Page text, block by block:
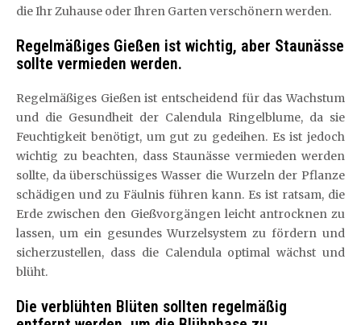
die Ihr Zuhause oder Ihren Garten verschönern werden.
Regelmäßiges Gießen ist wichtig, aber Staunässe
sollte vermieden werden.
Regelmäßiges Gießen ist entscheidend für das Wachstum
und die Gesundheit der Calendula Ringelblume, da sie
Feuchtigkeit benötigt, um gut zu gedeihen. Es ist jedoch
wichtig zu beachten, dass Staunässe vermieden werden
sollte, da überschüssiges Wasser die Wurzeln der Pflanze
schädigen und zu Fäulnis führen kann. Es ist ratsam, die
Erde zwischen den Gießvorgängen leicht antrocknen zu
lassen, um ein gesundes Wurzelsystem zu fördern und
sicherzustellen, dass die Calendula optimal wächst und
blüht.
Die verblühten Blüten sollten regelmäßig